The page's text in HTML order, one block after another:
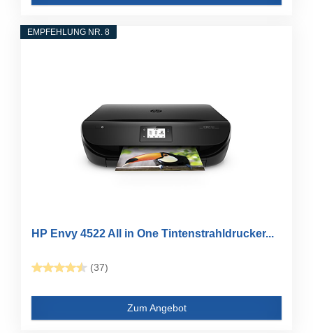
EMPFEHLUNG NR. 8
HP Envy 4522 All in One Tintenstrahldrucker...
(37)
Zum Angebot